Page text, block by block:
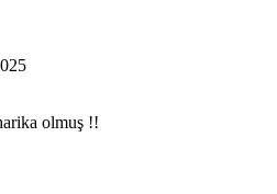
olmuş !!